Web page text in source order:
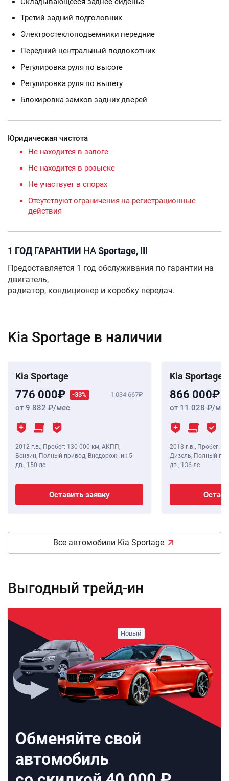
Третий задний подголовник
Электростеклоподъемники передние
Передний центральный подлокотник
Регулировка руля по высоте
Регулировка руля по вылету
Блокировка замков задних дверей
Юридическая чистота
Не находится в залоге
Не находится в розыске
Не участвует в спорах
Отсутствуют ограничения на регистрационные
действия
1 ГОД ГАРАНТИИ НАSportage, III
Предоставляется 1 год обслуживания по гарантии на
двигатель,
радиатор, кондиционер и коробку передач.
Kia Sportage в наличии
Kia Sportage
776 000 -33% 1 034 667
от 9 882 /мес
2012 г.в., Пробег: 130 000 км, АКПП,
Бензин, Полный привод, Внедорожник 5
дв., 150 лс
Оставить заявку
Kia Sportage
866 000
от 11 028 /мес
2013 г.в., Пробег:
Дизель, Полный
дв., 136 лс
Все автомобили Kia Sportage
Выгодный трейд-ин
Обменяйте свой
автомобиль